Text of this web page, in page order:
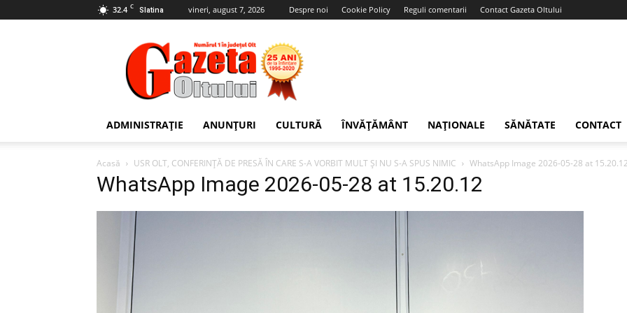
32.4 C Slatina vineri, august 7, 2026 Despre noi Cookie Policy Reguli comentarii Contact Gazeta Oltului
Gazeta
Oltului
ADMINISTRAȚIE ANUNȚURI CULTURĂ ÎNVĂȚĂMÂNT NAȚIONALE SĂNĂTATE CONTACT
Acasă USR OLT, CONFERINȚĂ DE PRESĂ ÎN CARE S-A VORBIT MULT ȘI NU S-A SPUS NIMIC WhatsApp Image 2026-05-28 at
WhatsApp Image 2026-05-28 at 15.20.12